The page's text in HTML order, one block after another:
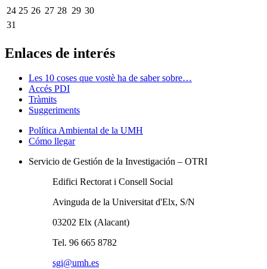
24 25 26 27 28 29 30
31
Enlaces de interés
Les 10 coses que vostè ha de saber sobre…
Accés PDI
Tràmits
Suggeriments
Política Ambiental de la UMH
Cómo llegar
Servicio de Gestión de la Investigación – OTRI
Edifici Rectorat i Consell Social
Avinguda de la Universitat d'Elx, S/N
03202 Elx (Alacant)
Tel. 96 665 8782
sgi@umh.es